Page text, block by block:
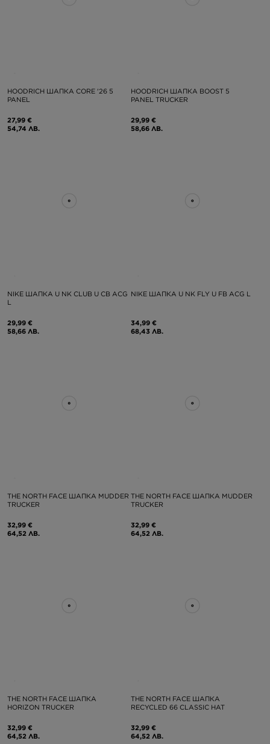
HOODRICH ШАПКА CORE '26 5
PANEL
27,99 €
54,74 ЛВ.
HOODRICH ШАПКА BOOST 5
PANEL TRUCKER
29,99 €
58,66 ЛВ.
NIKE ШАПКА U NK CLUB U CB ACG
L
29,99 €
58,66 ЛВ.
NIKE ШАПКА U NK FLY U FB ACG L
34,99 €
68,43 ЛВ.
THE NORTH FACE ШАПКА MUDDER
TRUCKER
32,99 €
64,52 ЛВ.
THE NORTH FACE ШАПКА MUDDER
TRUCKER
32,99 €
64,52 ЛВ.
THE NORTH FACE ШАПКА
HORIZON TRUCKER
32,99 €
64,52 ЛВ.
THE NORTH FACE ШАПКА
RECYCLED 66 CLASSIC HAT
32,99 €
64,52 ЛВ.